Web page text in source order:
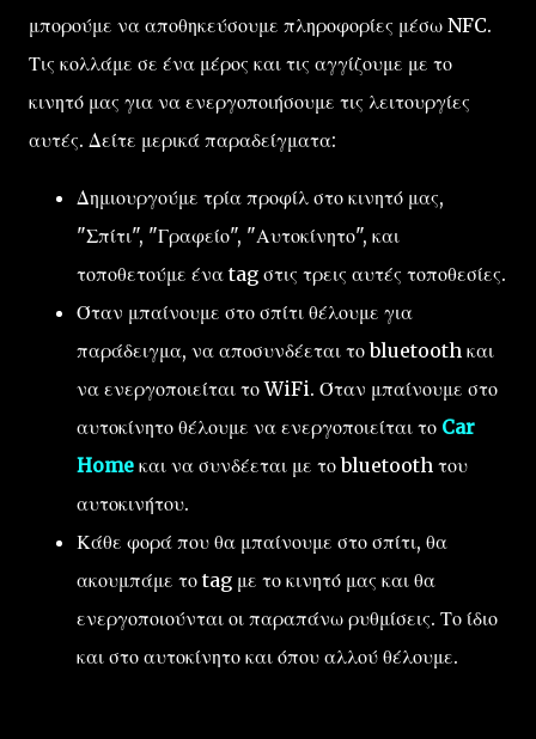
μπορούμε να αποθηκεύσουμε πληροφορίες μέσω NFC.
Τις κολλάμε σε ένα μέρος και τις αγγίζουμε με το
κινητό μας για να ενεργοποιήσουμε τις λειτουργίες
αυτές. Δείτε μερικά παραδείγματα:
Δημιουργούμε τρία προφίλ στο κινητό μας,
"Σπίτι", "Γραφείο", "Αυτοκίνητο", και
τοποθετούμε ένα tag στις τρεις αυτές τοποθεσίες.
Όταν μπαίνουμε στο σπίτι θέλουμε για
παράδειγμα, να αποσυνδέεται το bluetooth και
να ενεργοποιείται το WiFi. Όταν μπαίνουμε στο
αυτοκίνητο θέλουμε να ενεργοποιείται το Car
Home και να συνδέεται με το bluetooth του
αυτοκινήτου.
Κάθε φορά που θα μπαίνουμε στο σπίτι, θα
ακουμπάμε το tag με το κινητό μας και θα
ενεργοποιούνται οι παραπάνω ρυθμίσεις. Το ίδιο
και στο αυτοκίνητο και όπου αλλού θέλουμε.